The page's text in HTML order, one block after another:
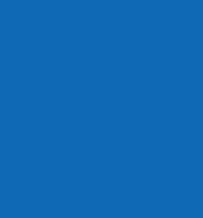
a las